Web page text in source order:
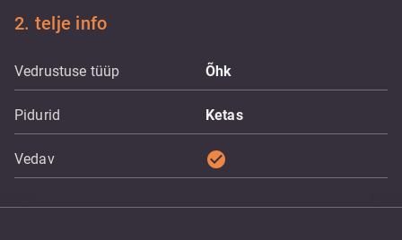
2. telje info
Vedrustuse tüüp Õhk
Pidurid Ketas
Vedav check_circle